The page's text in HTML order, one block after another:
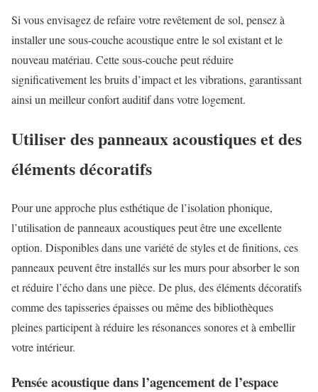
Si vous envisagez de refaire votre revêtement de sol, pensez à
installer une sous-couche acoustique entre le sol existant et le
nouveau matériau. Cette sous-couche peut réduire
significativement les bruits d’impact et les vibrations, garantissant
ainsi un meilleur confort auditif dans votre logement.
Utiliser des panneaux acoustiques et des
éléments décoratifs
Pour une approche plus esthétique de l’isolation phonique,
l’utilisation de panneaux acoustiques peut être une excellente
option. Disponibles dans une variété de styles et de finitions, ces
panneaux peuvent être installés sur les murs pour absorber le son
et réduire l’écho dans une pièce. De plus, des éléments décoratifs
comme des tapisseries épaisses ou même des bibliothèques
pleines participent à réduire les résonances sonores et à embellir
votre intérieur.
Pensée acoustique dans l’agencement de l’espace